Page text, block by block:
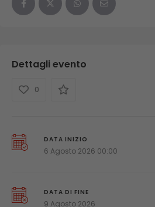
Dettagli evento
0
DATA INIZIO
6 Agosto 2026 00:00
DATA DI FINE
9 Agosto 2026